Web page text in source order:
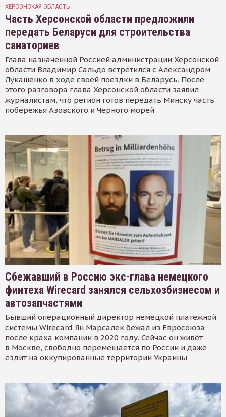
ХЕРСОНСКАЯ ОБЛАСТЬ
Часть Херсонской области предложили
передать Беларуси для строительства
санаториев
Глава назначенной Россией администрации Херсонской
области Владимир Сальдо встретился с Александром
Лукашенко в ходе своей поездки в Беларусь. После
этого разговора глава Херсонской области заявил
журналистам, что регион готов передать Минску часть
побережья Азовского и Черного морей
Сбежавший в Россию экс-глава немецкого
финтеха Wirecard занялся сельхозбизнесом и
автозапчастями
Бывший операционный директор немецкой платёжной
системы Wirecard Ян Марсалек бежал из Евросоюза
после краха компании в 2020 году. Сейчас он живёт
в Москве, свободно перемещается по России и даже
ездит на оккупированные территории Украины